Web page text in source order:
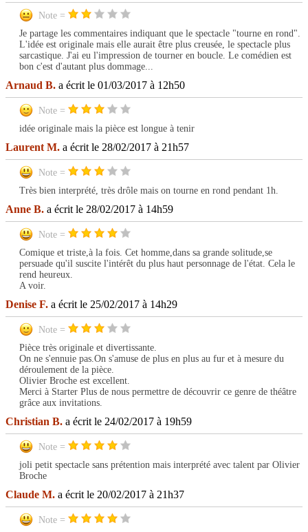
Note =
Je partage les commentaires indiquant que le spectacle "tourne en rond".
L'idée est originale mais elle aurait être plus creusée, le spectacle plus
sarcastique. J'ai eu l'impression de tourner en boucle. Le comédien est
bon c'est d'autant plus dommage...
Arnaud B. a écrit le 01/03/2017 à 12h50
Note =
idée originale mais la pièce est longue à tenir
Laurent M. a écrit le 28/02/2017 à 21h57
Note =
Très bien interprété, très drôle mais on tourne en rond pendant 1h.
Anne B. a écrit le 28/02/2017 à 14h59
Note =
Comique et triste,à la fois. Cet homme,dans sa grande solitude,se
persuade qu'il suscite l'intérêt du plus haut personnage de l'état. Cela le
rend heureux.
A voir.
Denise F. a écrit le 25/02/2017 à 14h29
Note =
Pièce très originale et divertissante.
On ne s'ennuie pas.On s'amuse de plus en plus au fur et à mesure du
déroulement de la pièce.
Olivier Broche est excellent.
Merci à Starter Plus de nous permettre de découvrir ce genre de théâtre
grâce aux invitations.
Christian B. a écrit le 24/02/2017 à 19h59
Note =
joli petit spectacle sans prétention mais interprété avec talent par Olivier
Broche
Claude M. a écrit le 20/02/2017 à 21h37
Note =